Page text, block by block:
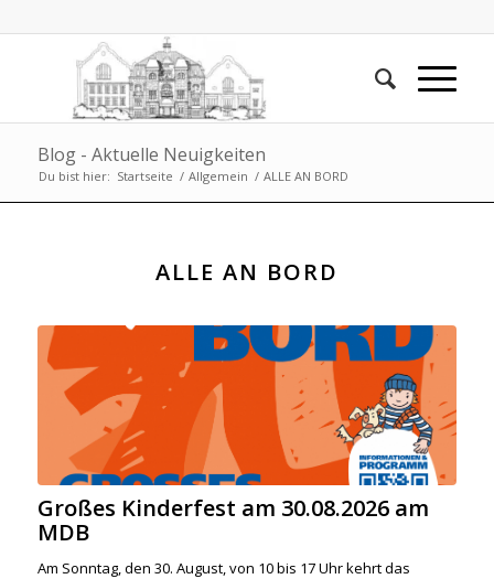
Blog - Aktuelle Neuigkeiten
Du bist hier: Startseite / Allgemein / ALLE AN BORD
ALLE AN BORD
Großes Kinderfest am 30.08.2026 am
MDB
Am Sonntag, den 30. August, von 10 bis 17 Uhr kehrt das